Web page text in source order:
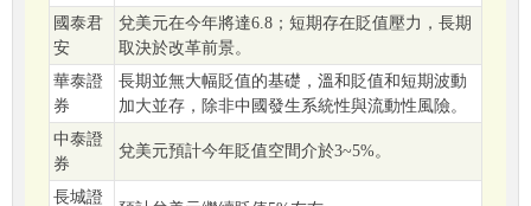
國泰君
安
兌美元在今年將達6.8；短期存在貶值壓力，長期
取決於改革前景。
華泰證
券
長期並無大幅貶值的基礎，溫和貶值和短期波動
加大並存，除非中國發生系統性與流動性風險。
中泰證
券
兌美元預計今年貶值空間介於3~5%。
長城證